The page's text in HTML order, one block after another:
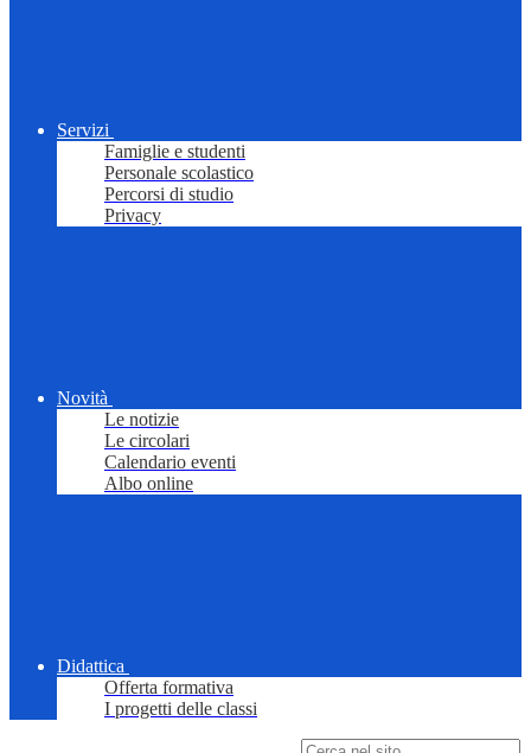
Servizi
Famiglie e studenti
Personale scolastico
Percorsi di studio
Privacy
Novità
Le notizie
Le circolari
Calendario eventi
Albo online
Didattica
Offerta formativa
I progetti delle classi